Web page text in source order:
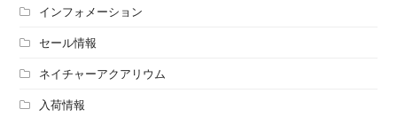
インフォメーション
セール情報
ネイチャーアクアリウム
入荷情報